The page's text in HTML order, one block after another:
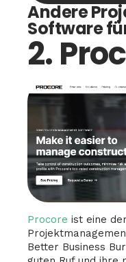
Andere
Software
2.
Procore ist eine
Better Business